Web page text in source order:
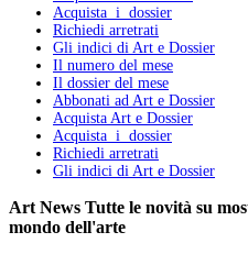
Acquista i dossier
Richiedi arretrati
Gli indici di Art e Dossier
Il numero del mese
Il dossier del mese
Abbonati ad Art e Dossier
Acquista Art e Dossier
Acquista i dossier
Richiedi arretrati
Gli indici di Art e Dossier
Art News Tutte le novità su
mondo dell'arte